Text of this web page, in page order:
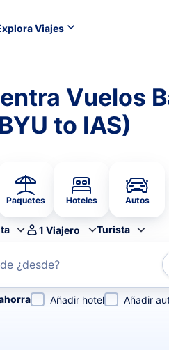
Viajes
Vuelos
to IAS)
Paquetes Hoteles Autos
1 Viajero Turista
¿desde?
por aerolínea, por ciudad o
Añadir hotel Añadir